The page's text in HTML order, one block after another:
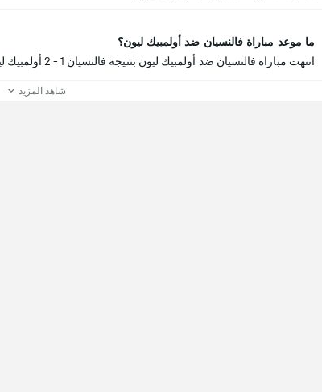
ما موعد مباراة فالنسيان ضد أولمبيك ليون؟
انتهت مباراة فالنسيان ضد أولمبيك ليون بنتيجة فالنسيان 1 - 2 أولمبيك ليون.
شاهد المزيد